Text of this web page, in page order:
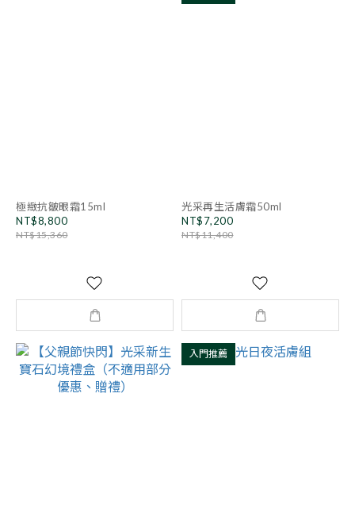
極緻抗皺眼霜15ml
NT$8,800
NT$15,360
光采再生活膚霜50ml
NT$7,200
NT$11,400
入門推薦